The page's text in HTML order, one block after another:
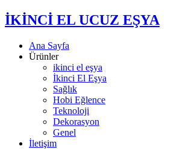
İKİNCİ EL UCUZ EŞYA
Ana Sayfa
Ürünler
ikinci el eşya
İkinci El Eşya
Sağlık
Hobi Eğlence
Teknoloji
Dekorasyon
Genel
İletişim